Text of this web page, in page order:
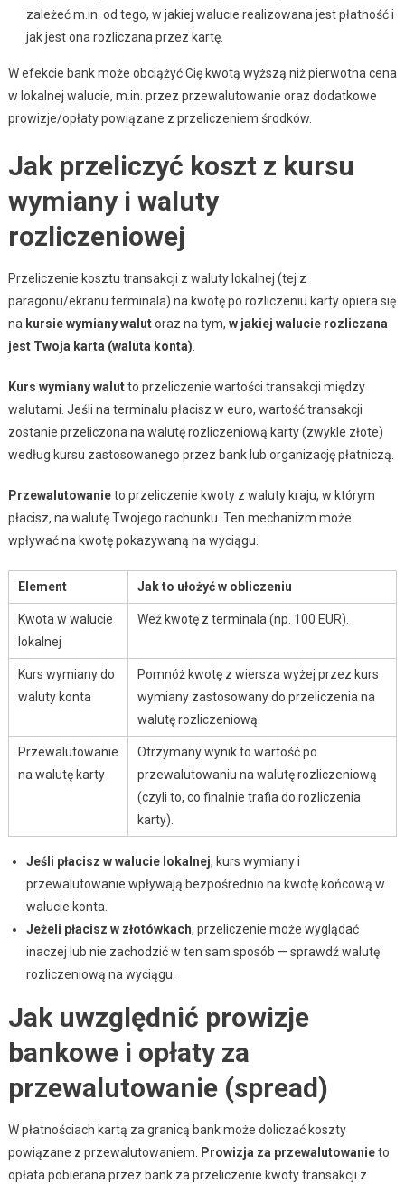
zależeć m.in. od tego, w jakiej walucie realizowana jest płatność i
jak jest ona rozliczana przez kartę.
W efekcie bank może obciążyć Cię kwotą wyższą niż pierwotna cena
w lokalnej walucie, m.in. przez przewalutowanie oraz dodatkowe
prowizje/opłaty powiązane z przeliczeniem środków.
Jak przeliczyć koszt z kursu
wymiany i waluty
rozliczeniowej
Przeliczenie kosztu transakcji z waluty lokalnej (tej z
paragonu/ekranu terminala) na kwotę po rozliczeniu karty opiera się
na kursie wymiany walutoraz na tym, w jakiej walucie rozliczana
jest Twoja karta (waluta konta)
Kurs wymiany walutto przeliczenie wartości transakcji między
walutami. Jeśli na terminalu płacisz w euro, wartość transakcji
zostanie przeliczona na walutę rozliczeniową karty (zwykle złote)
według kursu zastosowanego przez bank lub organizację płatniczą.
Przewalutowanieto przeliczenie kwoty z waluty kraju, w którym
płacisz, na walutę Twojego rachunku. Ten mechanizm może
wpływać na kwotę pokazywaną na wyciągu.
Element Jak to ułożyć w obliczeniu
Kwota w walucie
lokalnej
Weź kwotę z terminala (np. 100 EUR).
Kurs wymiany do
waluty konta
Pomnóż kwotę z wiersza wyżej przez kurs
wymiany zastosowany do przeliczenia na
walutę rozliczeniową.
Przewalutowanie
na walutę karty
Otrzymany wynik to wartość po
przewalutowaniu na walutę rozliczeniową
(czyli to, co finalnie trafia do rozliczenia
karty).
Jeśli płacisz w walucie lokalnej, kurs wymiany i
przewalutowanie wpływają bezpośrednio na kwotę końcową w
walucie konta.
Jeżeli płacisz w złotówkach, przeliczenie może wyglądać
inaczej lub nie zachodzić w ten sam sposób — sprawdź walutę
rozliczeniową na wyciągu.
Jak uwzględnić prowizje
bankowe i opłaty za
przewalutowanie (spread)
W płatnościach kartą za granicą bank może doliczać koszty
powiązane z przewalutowaniem. Prowizja za przewalutowanieto
opłata pobierana przez bank za przeliczenie kwoty transakcji z